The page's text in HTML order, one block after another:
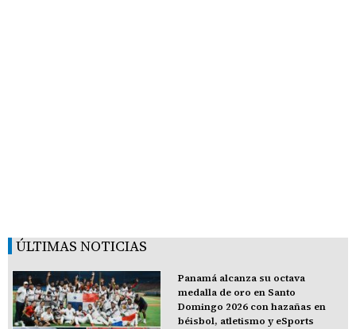
ÚLTIMAS NOTICIAS
Panamá alcanza su octava
medalla de oro en Santo
Domingo 2026 con hazañas en
béisbol, atletismo y eSports